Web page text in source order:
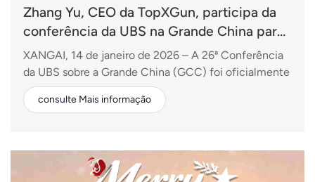
Zhang Yu, CEO da TopXGun, participa da
conferência da UBS na Grande China para
discutir o futuro da economia de baixa
altitude.
XANGAI, 14 de janeiro de 2026 – A 26ª Conferência
da UBS sobre a Grande China (GCC) foi oficialmente
inaugurada hoje em Xangai. Com o tema "Novas
fronteiras: Crescimento em um mundo em
consulte Mais informação